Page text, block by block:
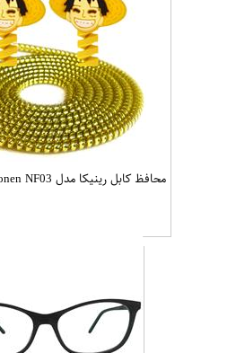
محافظ کابل رینیکا مدل Shonen NF03 مجموعه 3 عددی